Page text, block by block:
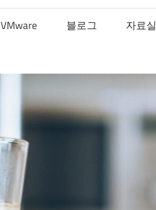
VMware 블로그 자료실